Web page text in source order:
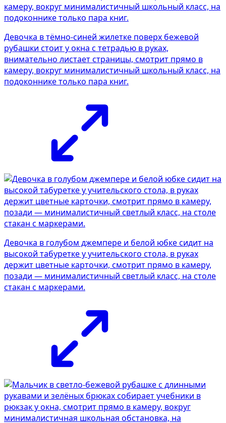
Девочка в тёмно-синей жилетке поверх бежевой
рубашки стоит у окна с тетрадью в руках,
внимательно листает страницы, смотрит прямо в
камеру, вокруг минималистичный школьный класс, на
подоконнике только пара книг.
Девочка в голубом джемпере и белой юбке сидит на
высокой табуретке у учительского стола, в руках
держит цветные карточки, смотрит прямо в камеру,
позади — минималистичный светлый класс, на столе
стакан с маркерами.